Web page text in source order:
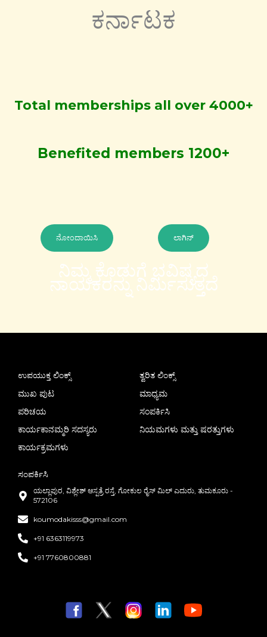
ಕರ್ನಾಟಕ
Benefited members 1200+
Total memberships all over 4000+
ನೋಂದಾಯಿಸಿ ಲಾಗಿನ್
ನಿಮ್ಮ ಕೊಡುಗೆ ಭವಿಷ್ಯದ
ನಾಯಕರನ್ನು ನಿರ್ಮಿಸುತ್ತದೆ
ಉಪಯುಕ್ತ ಲಿಂಕ್ಸ್
ಮುಖ ಪುಟ
ಪರಿಚಯ
ಕಾರ್ಯಕಾನಮ್ಮರಿ ಸದಸ್ಯರು
ಕಾರ್ಯಕ್ರಮಗಳು
ತ್ವರಿತ ಲಿಂಕ್ಸ್
ಮಾಧ್ಯಮ
ಸಂಪರ್ಕಿಸಿ
ನಿಯಮಗಳು ಮತ್ತು ಷರತ್ತುಗಳು
ಸಂಪರ್ಕಿಸಿ
ಯಲ್ಲಾಪುರ, ವಿಶ್ಲೇಶ್ ಆಸ್ಪತ್ರೆ ರಸ್ತೆ, ಗೋಕುಲ ರೈಸ್ ಮಿಲ್ ಎದುರು, ತುಮಕೂರು -
572106
koumodakisss@gmail.com
+91 6363119973
+91 7760800881